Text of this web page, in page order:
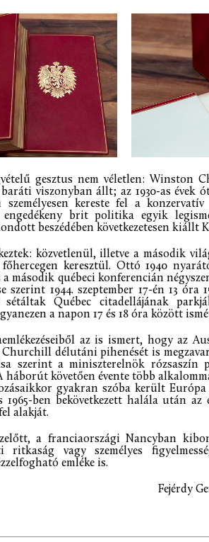
gesztus nem véletlen: Winston
viszonyban állt; az 1930-as évek
személyesen kereste fel a
engedékeny brit politika egyik
beszédében következetesen kiállt
közvetlenül, illetve a második
keresztül. Ottó 1940
a második québeci konferencián
szerint 1944. szeptember 17-én 13 óra
sétáltak Québec citadellájának
a napon 17 és 18 óra között
az is ismert, hogy az
délutáni pihenését is
szerint a miniszterelnök rózsaszín
háborút követően évente több
gyakran szóba került Európa
1965-ben bekövetkezett halála után
alakját.
a franciaországi Nancyban
ritkaság vagy személyes
emléke is.
Fejérdy